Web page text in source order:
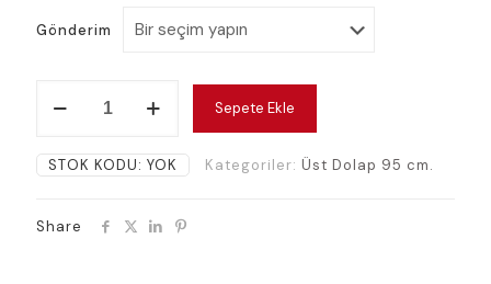
₺ 918,02
Gönderim
Kapaklı
Üst
Dolap
Sepete Ekle
STOK KODU: YOK Kategoriler: Üst Dolap 95 cm.
Share